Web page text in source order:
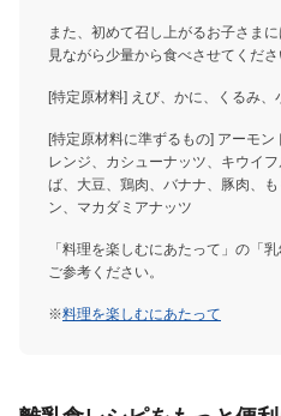
また、初めて召し上がるお子さま
見ながら少量から食べさせてくださ
[特定原材料] えび、かに、くるみ
[特定原材料に準ずるもの] アーモ
レンジ、カシューナッツ、キウイ
ば、大豆、鶏肉、バナナ、豚肉、
ン、マカダミアナッツ
「料理を楽しむにあたって」の「
ご参考ください。
※料理を楽しむにあたって